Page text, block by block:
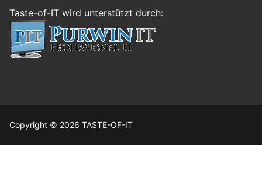
Taste-of-IT wird unterstützt durch:
Copyright © 2026 TASTE-OF-IT